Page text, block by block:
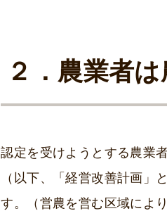
２．農業者
認定を受けようとする農業
（以下、「経営改善計画」
す。（営農を営む区域によ